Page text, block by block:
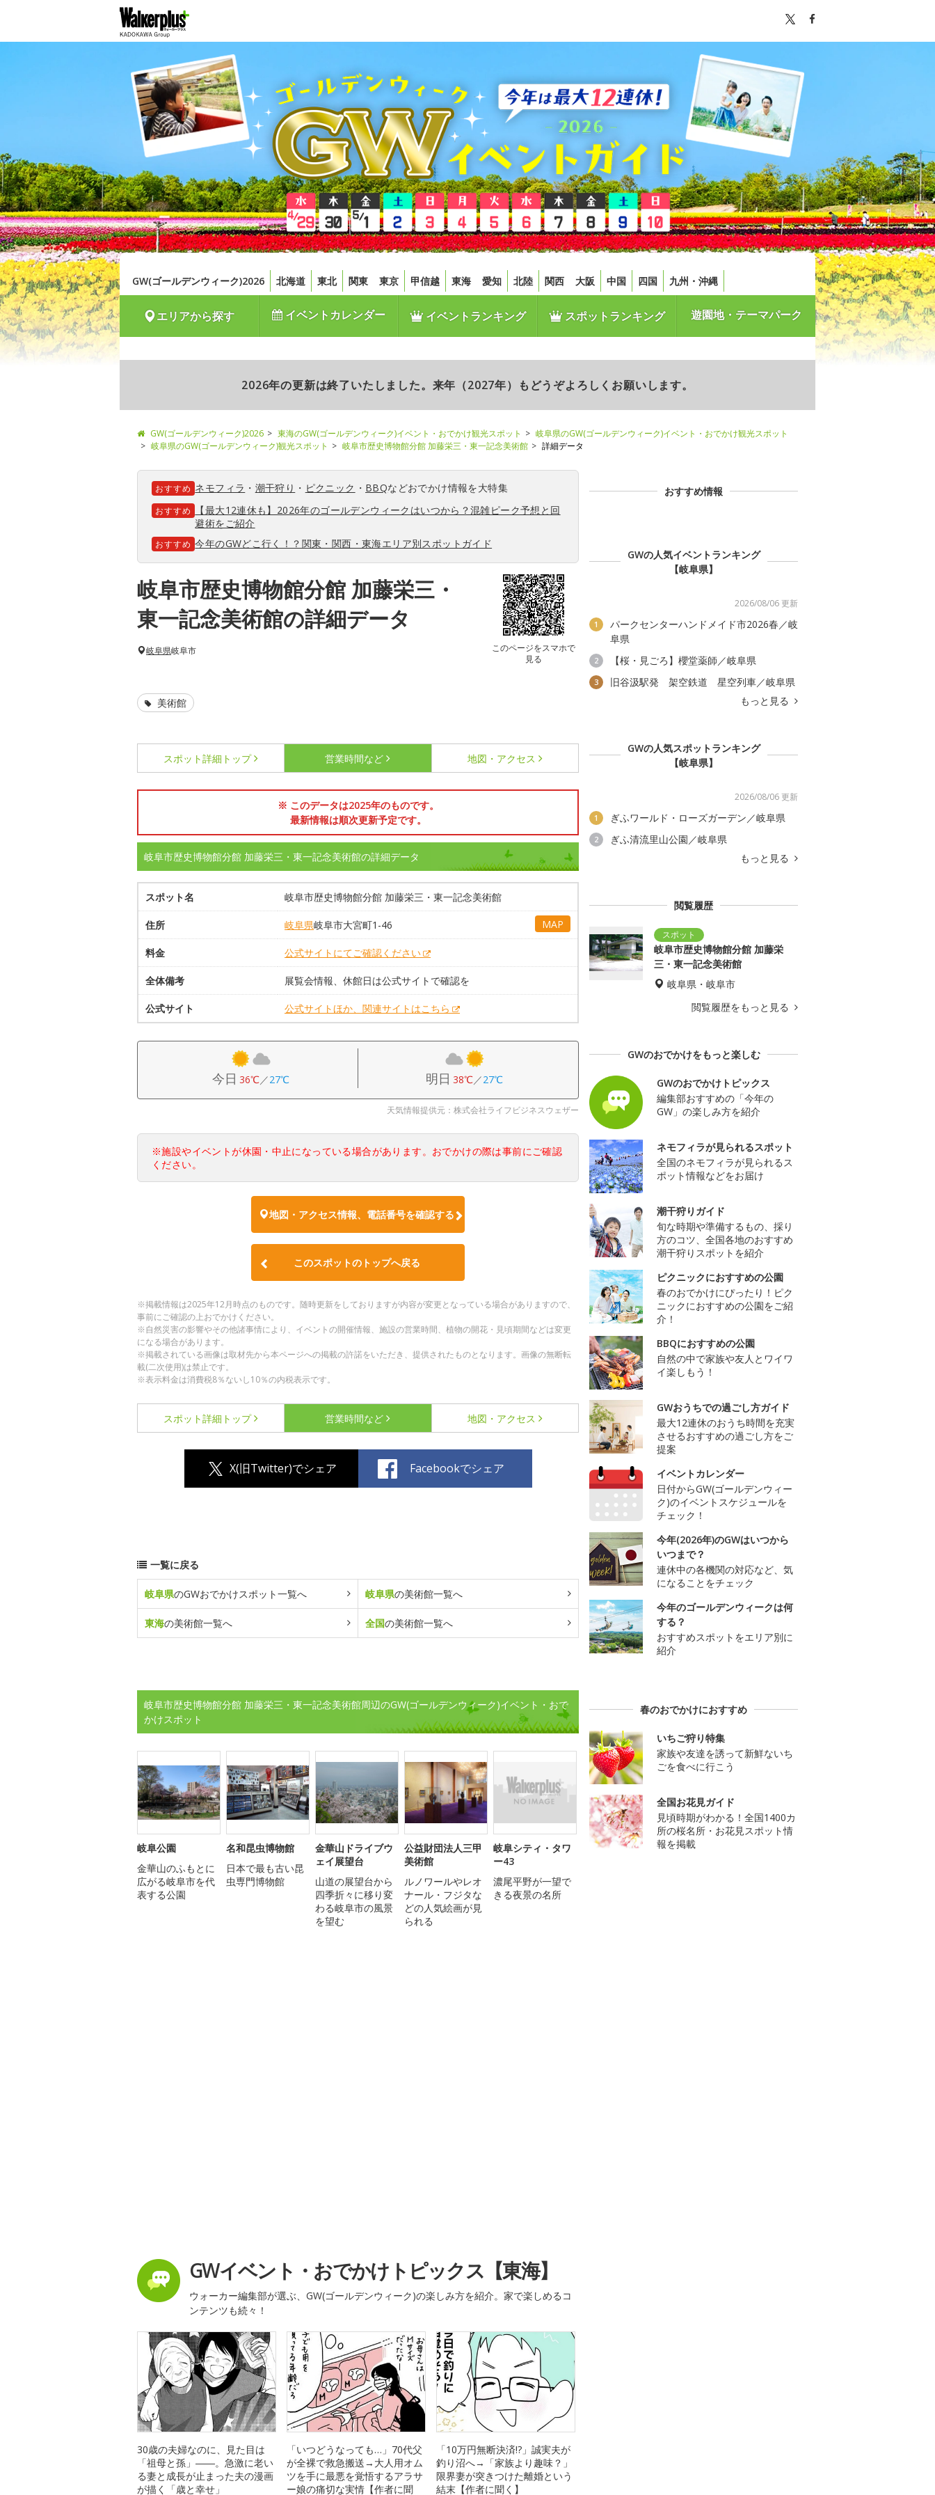
GW(ゴールデンウィーク)2026 北海道 東北 関東 東京 甲信越 東海 愛知 北陸 関西 大阪 中国 四国 九州・沖縄
エリアから探す イベントカレンダー イベントランキング スポットランキング 遊園地・テーマパーク
2026年の更新は終了いたしました。来年（2027年）もどうぞよろしくお願いします。
GW(ゴールデンウィーク)2026 東海のGW(ゴールデンウィーク)イベント・おでかけ観光スポット
岐阜県のGW(ゴールデンウィーク)イベント・おでかけ観光スポット
岐阜県のGW(ゴールデンウィーク)観光スポット
岐阜市歴史博物館分館 加藤栄三・東一記念美術館 詳細データ
おすすめ ネモフィラ ・ 潮干狩り ・ ピクニック ・ BBQなどおでかけ情報を大特集
おすすめ
【最大12連休も】2026年のゴールデンウィークはいつから？混雑ピーク予想と回
避術をご紹介
おすすめ 今年のGWどこ行く！？関東・関西・東海エリア別スポットガイド
岐阜市歴史博物館分館 加藤栄三・
東一記念美術館の詳細データ
このページをスマホで
見る
岐阜県岐阜市
美術館
スポット詳細 トップ 営業時間など 地図・アクセス
※ このデータは2025年のものです。
最新情報は順次更新予定です。
岐阜市歴史博物館分館 加藤栄三・東一記念美術館の詳細データ
スポット名 岐阜市歴史博物館分館 加藤栄三・東一記念美術館
住所 岐阜県岐阜市大宮町1-46 MAP
料金 公式サイトにてご確認ください
全体備考 展覧会情報、休館日は公式サイトで確認を
公式サイト 公式サイトほか、関連サイトはこちら
今日 36℃／27℃ 明日 38℃／27℃
天気情報提供元：株式会社ライフビジネスウェザー
※施設やイベントが休園・中止になっている場合があります。おでかけの際は事前にご確認
ください。
地図・アクセス情報、電話番号を確認する
このスポットのトップへ戻る
※掲載情報は2025年12月時点のものです。随時更新をしておりますが内容が変更となっている場合がありますので、
事前にご確認の上おでかけください。
※自然災害の影響やその他諸事情により、イベントの開催情報、施設の営業時間、植物の開花・見頃期間などは変更
になる場合があります。
※掲載されている画像は取材先から本ページへの掲載の許諾をいただき、提供されたものとなります。画像の無断転
載(二次使用)は禁止です。
※表示料金は消費税8％ないし10％の内税表示です。
スポット詳細 トップ 営業時間など 地図・アクセス
X(旧Twitter)でシェア Facebookでシェア
一覧に戻る
岐阜県のGWおでかけスポット一覧へ 岐阜県の美術館一覧へ
東海の美術館一覧へ 全国の美術館一覧へ
岐阜市歴史博物館分館 加藤栄三・東一記念美術館周辺のGW(ゴールデンウィーク)イベント・おで
かけスポット
岐阜公園
金華山のふもとに
広がる岐阜市を代
表する公園
名和昆虫博物館
日本で最も古い昆
虫専門博物館
金華山ドライブウ
ェイ展望台
山道の展望台から
四季折々に移り変
わる岐阜市の風景
を望む
公益財団法人三甲
美術館
ルノワールやレオ
ナール・フジタな
どの人気絵画が見
られる
岐阜シティ・タワ
ー43
濃尾平野が一望で
きる夜景の名所
GWイベント・おでかけトピックス【東海】
ウォーカー編集部が選ぶ、GW(ゴールデンウィーク)の楽しみ方を紹介。家で楽しめるコ
ンテンツも続々！
30歳の夫婦なのに、見た目は
「祖母と孫」――。急激に老い
る妻と成長が止まった夫の漫画
が描く「歳と幸せ」
「いつどうなっても…」70代父
が全裸で救急搬送→大人用オム
ツを手に最悪を覚悟するアラサ
ー娘の痛切な実情【作者に聞
「10万円無断決済!?」誠実夫が
釣り沼へ→「家族より趣味？」
限界妻が突きつけた離婚という
結末【作者に聞く】
おすすめ情報
GWの人気イベントランキング
【岐阜県】
2026/08/06 更新
1
パークセンターハンドメイド市2026春／岐
阜県
2 【桜・見ごろ】櫻堂薬師／岐阜県
3
旧谷汲駅発 架空鉄道 星空列車／岐阜県
もっと見る
GWの人気スポットランキング
【岐阜県】
2026/08/06 更新
1 ぎふワールド・ローズガーデン／岐阜県
2
ぎふ清流里山公園／岐阜県
もっと見る
閲覧履歴
岐阜市歴史博物館分館 加藤栄
三・東一記念美術館
岐阜県・岐阜市
閲覧履歴をもっと見る
GWのおでかけをもっと楽しむ
GWのおでかけトピックス
編集部おすすめの「今年の
GW」の楽しみ方を紹介
ネモフィラが見られるスポット
全国のネモフィラが見られるス
ポット情報などをお届け
潮干狩りガイド
旬な時期や準備するもの、採り
方のコツ、全国各地のおすすめ
潮干狩りスポットを紹介
ピクニックにおすすめの公園
春のおでかけにぴったり！ピク
ニックにおすすめの公園をご紹
介！
BBQにおすすめの公園
自然の中で家族や友人とワイワ
イ楽しもう！
GWおうちでの過ごし方ガイド
最大12連休のおうち時間を充実
させるおすすめの過ごし方をご
提案
イベントカレンダー
日付からGW(ゴールデンウィー
ク)のイベントスケジュールを
チェック！
今年(2026年)のGWはいつから
いつまで？
連休中の各機関の対応など、気
になることをチェック
今年のゴールデンウィークは何
する？
おすすめスポットをエリア別に
紹介
春のおでかけにおすすめ
いちご狩り特集
家族や友達を誘って新鮮ないち
ごを食べに行こう
全国お花見ガイド
見頃時期がわかる！全国1400カ
所の桜名所・お花見スポット情
報を掲載